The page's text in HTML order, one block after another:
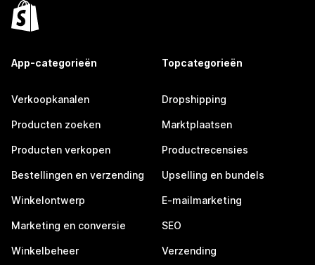
App-categorieën
Verkoopkanalen
Producten zoeken
Producten verkopen
Bestellingen en verzending
Winkelontwerp
Marketing en conversie
Winkelbeheer
Topcategorieën
Dropshipping
Marktplaatsen
Productrecensies
Upselling en bundels
E-mailmarketing
SEO
Verzending